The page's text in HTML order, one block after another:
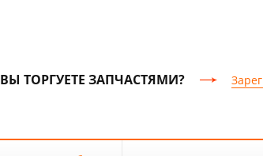
ВЫ ТОРГУЕТЕ ЗАПЧАСТЯМИ?